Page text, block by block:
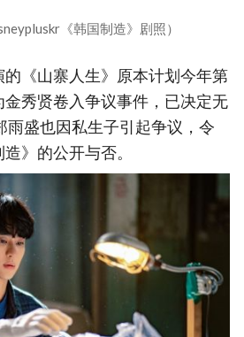
《韩国制造》剧照）
《山寨人生》原本计划今年第
秀贤卷入争议事件，已决定无
雨盛也因私生子引起争议，令
》的公开与否。